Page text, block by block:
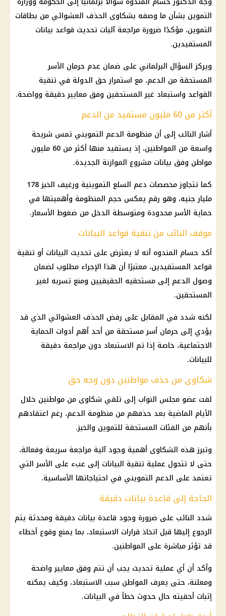
التموين بشأن ما وصفه بشكاوى الحذف العشوائي من بطاقات
التموين، مؤكدًا ضرورة مراجعة آليات تحديث قواعد بيانات
المستفيدين.
ويركز السؤال البرلماني على ضمان عدم حرمان الأسر
المستحقة من الدعم، مع استمرار حق الدولة في تنقية
القواعد واستبعاد غير المستحقين وفق معايير دقيقة وواضحة.
أكثر من 60 مليون مستفيد من الدعم
أشار النائب إلى أن منظومة الدعم التمويني تمس شريحة
واسعة من المواطنين، إذ يستفيد منها أكثر من 60 مليون
مواطن وفق بيانات مشروع الموازنة الجديدة.
كما تتجاوز مخصصات دعم السلع التموينية ورغيف الخبز 178
مليار جنيه، وهو رقم يعكس حجم المنظومة وأهميتها في
حماية الأسر محدودة ومتوسطة الدخل من ضغوط الأسعار.
موقف النائب من تنقية قواعد البيانات
أكد حسام المندوه أنه لا يعترض على تحديث البيانات أو تنقية
قواعد المستفيدين، معتبرًا أن هذا الإجراء مطلوب لضمان
وصول الدعم إلى مستحقيه الحقيقيين ومنع تسربه لغير
المستحقين.
لكنه شدد في المقابل على رفض الحذف العشوائي الذي قد
يؤدي إلى حرمان أسر مستحقة من أحد أهم أدوات الحماية
الاجتماعية، خاصة إذا تم الاستبعاد دون مراجعة دقيقة
للبيانات.
شكاوى من حذف مواطنين دون وجه حق
لفت عضو مجلس النواب إلى تلقي شكاوى من مواطنين خلال
الأيام الماضية بعد حذفهم من منظومة الدعم، رغم اعتقادهم
بأنهم من الفئات المستحقة للتموين والخبز.
وتبرز هذه الشكاوى أهمية وجود آلية مراجعة سريعة وفعالة،
حتى لا تتحول عملية تنقية البيانات إلى عبء على الأسر التي
تعتمد على الدعم التمويني في احتياجاتها الأساسية.
الحاجة إلى قاعدة بيانات دقيقة
شدد النائب على ضرورة وجود قاعدة بيانات دقيقة ومحدثة يتم
الرجوع إليها قبل اتخاذ قرارات الاستبعاد، بما يمنع وقوع أخطاء
قد تؤثر مباشرة على المواطنين.
وأكد أن أي عملية تحديث يجب أن تتم وفق معايير واضحة
ومعلنة، حتى يعرف المواطن سبب الاستبعاد، وكيف يمكنه
إثبات أحقيته حال حدوث خطأ في البيانات.